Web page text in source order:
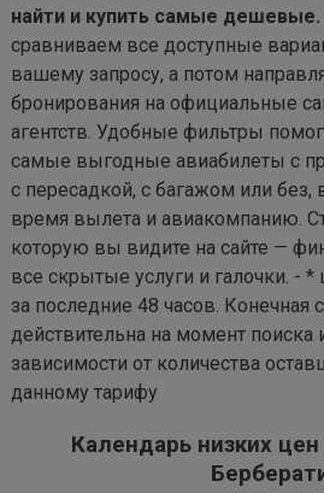
найти и купить самые дешевые.
сравниваем все доступные
вашему запросу, а потом
бронирования на официальные
агентств. Удобные фильтры
самые выгодные авиабилеты с
с пересадкой, с багажом или без,
время вылета и авиакомпанию.
которую вы видите на сайте —
все скрытые услуги и галочки. -
за последние 48 часов. Конечная
действительна на момент
зависимости от количества
данному тарифу
Календарь низких